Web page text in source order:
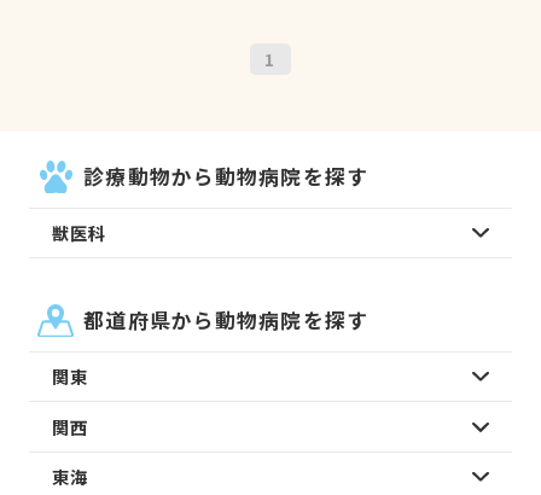
1
診療動物から動物病院を探す
獣医科
都道府県から動物病院を探す
関東
関西
東海